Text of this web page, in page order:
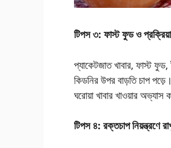
টিপস ৩: ফাস্ট ফুড ও
প্যাকেটজাত খাবার, ফাস্ট
কিডনির উপর বাড়তি চাপ
ঘরোয়া খাবার খাওয়ার
টিপস ৪: রক্তচাপ নিয়ন্ত্রণে